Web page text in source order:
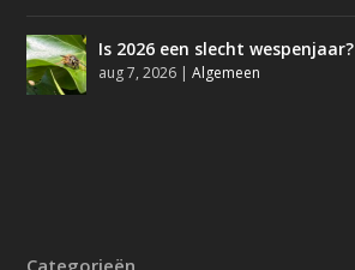
Is 2026 een slecht wespenjaar?
aug 7, 2026 |Algemeen
Categorieën